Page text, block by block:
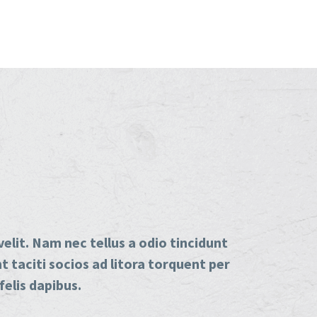
Nam nec tellus a odio tincidunt
taciti socios ad litora torquent per
dapibus.